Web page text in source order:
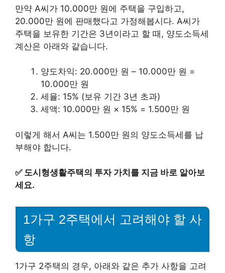
만약 A씨가 10.000만 원에 주택을 구입하고,
20.000만 원에 판매했다고 가정해봅시다. A씨가
주택을 보유한 기간은 3년이라고 할 때, 양도소득세
계산은 아래와 같습니다.
양도차익: 20.000만 원 – 10.000만 원 =
10.000만 원
세율: 15% (보유 기간 3년 초과)
세액: 10.000만 원 × 15% = 1.500만 원
이렇게 해서 A씨는 1.500만 원의 양도소득세를 납
부해야 합니다.
✅ 도시형생활주택의 투자 가치를 지금 바로 알아보
세요.
1가구 2주택에서 고려해야 할 사
항
1가구 2주택의 경우, 아래와 같은 추가 사항을 고려